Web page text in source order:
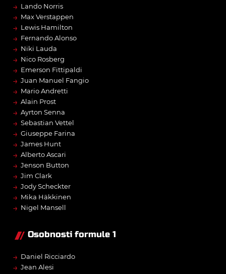
→ Lando Norris
→ Max Verstappen
→ Lewis Hamilton
→ Fernando Alonso
→ Niki Lauda
→ Nico Rosberg
→ Emerson Fittipaldi
→ Juan Manuel Fangio
→ Mario Andretti
→ Alain Prost
→ Ayrton Senna
→ Sebastian Vettel
→ Giuseppe Farina
→ James Hunt
→ Alberto Ascari
→ Jenson Button
→ Jim Clark
→ Jody Scheckter
→ Mika Häkkinen
→ Nigel Mansell
Osobnosti formule 1
→ Daniel Ricciardo
→ Jean Alesi